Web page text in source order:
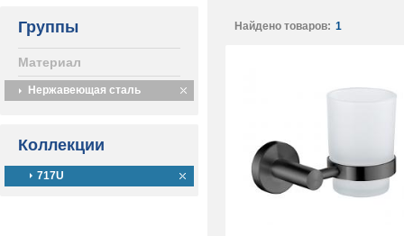
Группы
Материал
Нержавеющая сталь
Коллекции
717U
Найдено товаров: 1